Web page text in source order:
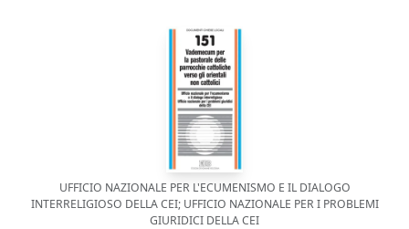
UFFICIO NAZIONALE PER L'ECUMENISMO E IL DIALOGO
INTERRELIGIOSO DELLA CEI; UFFICIO NAZIONALE PER I PROBLEMI
GIURIDICI DELLA CEI